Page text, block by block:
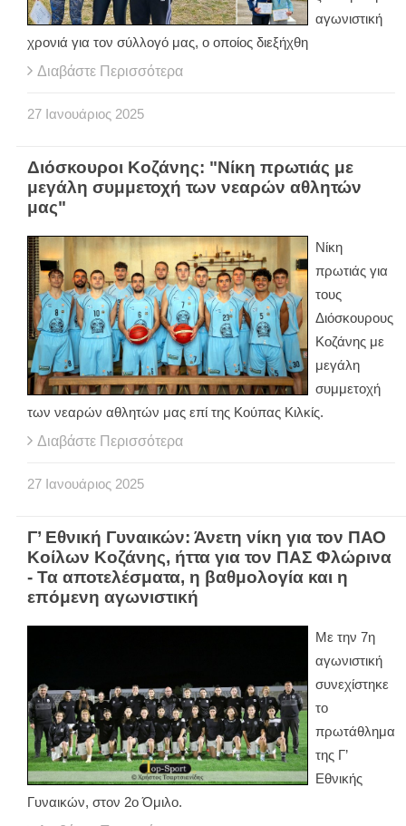
αγωνιστική
χρονιά για τον σύλλογό μας, ο οποίος διεξήχθη
Διαβάστε Περισσότερα
27 Ιανουάριος 2025
Διόσκουροι Κοζάνης: "Νίκη πρωτιάς με
μεγάλη συμμετοχή των νεαρών αθλητών
μας"
Νίκη
πρωτιάς για
τους
Διόσκουρους
Κοζάνης με
μεγάλη
συμμετοχή
των νεαρών αθλητών μας επί της Κούπας Κιλκίς.
Διαβάστε Περισσότερα
27 Ιανουάριος 2025
Γ’ Εθνική Γυναικών: Άνετη νίκη για τον ΠΑΟ
Κοίλων Κοζάνης, ήττα για τον ΠΑΣ Φλώρινα
- Τα αποτελέσματα, η βαθμολογία και η
επόμενη αγωνιστική
Με την 7η
αγωνιστική
συνεχίστηκε
το
πρωτάθλημα
της Γ’
Εθνικής
Γυναικών, στον 2ο Όμιλο.